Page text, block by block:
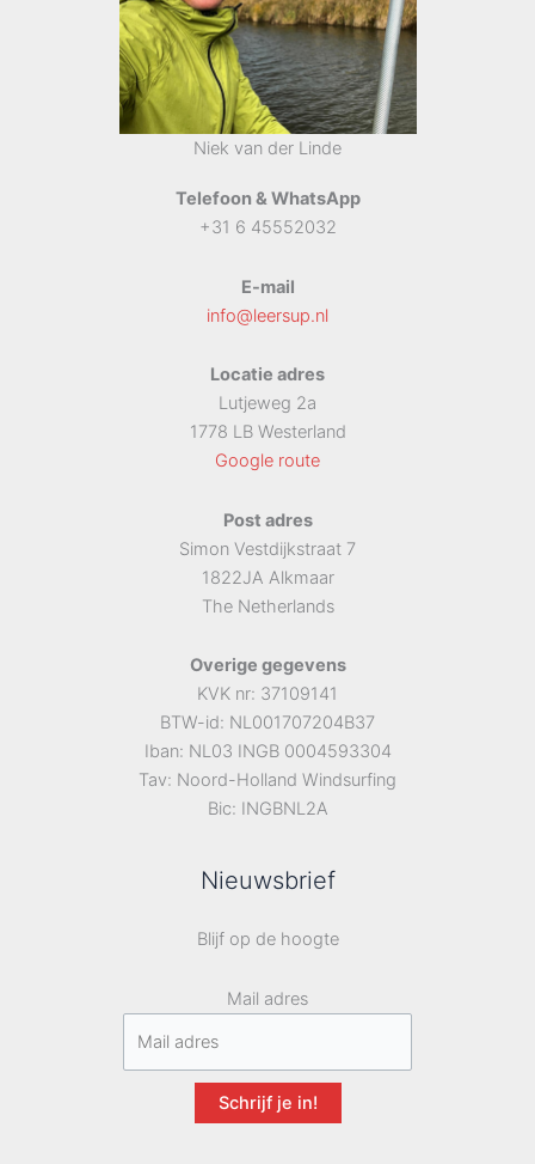
Niek van der Linde
Telefoon & WhatsApp
+31 6 45552032
E-mail
info@leersup.nl
Locatie adres
Lutjeweg 2a
1778 LB Westerland
Google route
Post adres
Simon Vestdijkstraat 7
1822JA Alkmaar
The Netherlands
Overige gegevens
KVK nr: 37109141
BTW-id: NL001707204B37
Iban: NL03 INGB 0004593304
Tav: Noord-Holland Windsurfing
Bic: INGBNL2A
Nieuwsbrief
Blijf op de hoogte
Mail adres
Schrijf je in!